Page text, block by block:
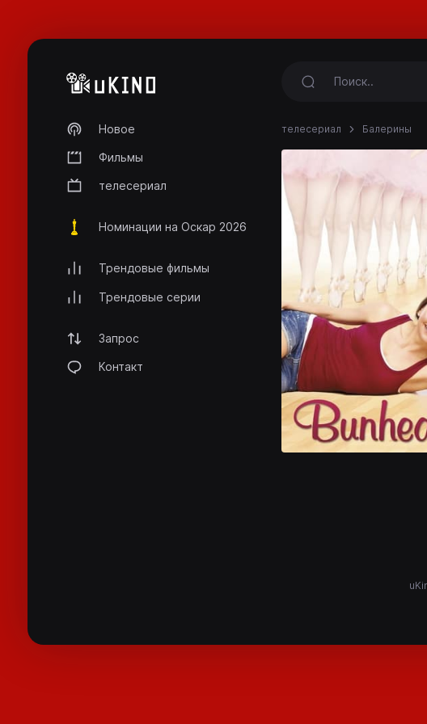
Новое
Фильмы
телесериал
Номинации на Оскар 2026
Трендовые фильмы
Трендовые серии
Запрос
Контакт
телесериал Балерины